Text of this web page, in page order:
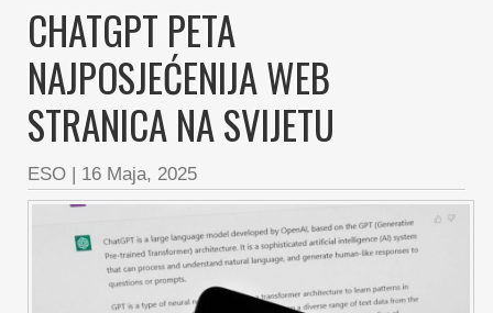
CHATGPT PETA
NAJPOSJEĆENIJA WEB
STRANICA NA SVIJETU
ESO | 16 Maja, 2025